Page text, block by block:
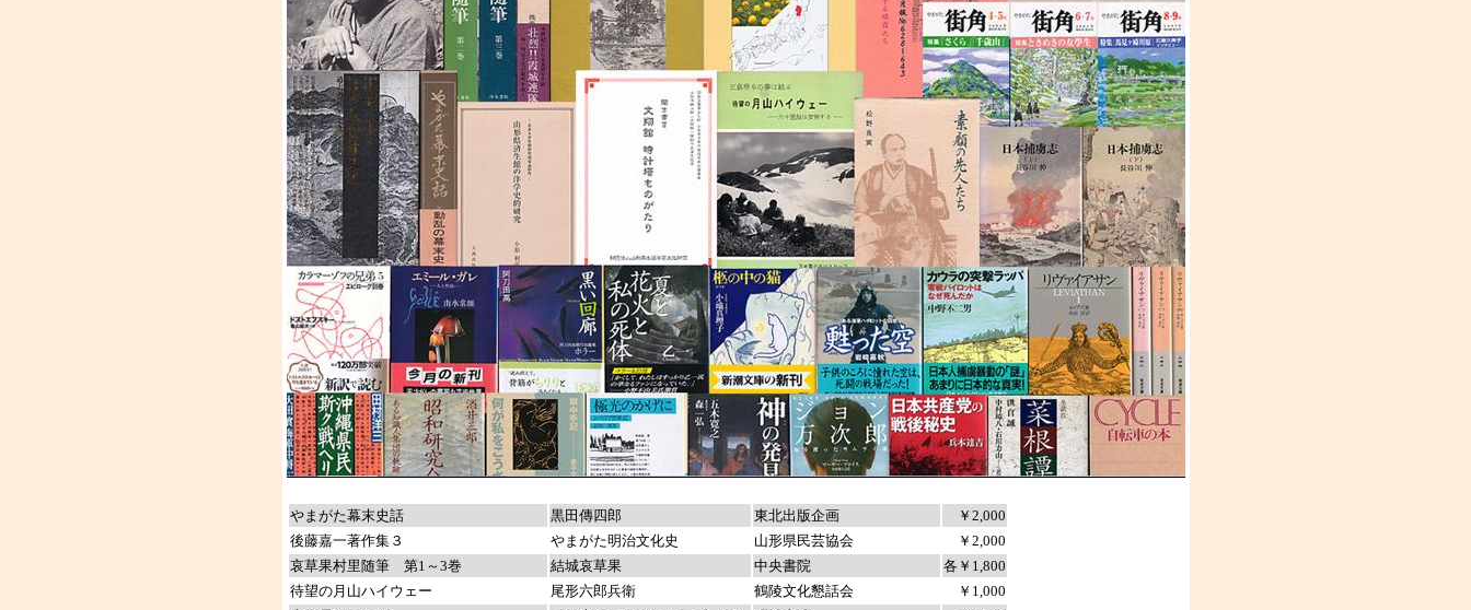
やまがた幕末史話 黒田傳四郎 東北出版企画
￥2,000
後藤嘉一著作集３
やまがた明治文化史 山形県民芸協会
￥2,000
哀草果村里随筆 第1～3巻
結城哀草果 中央書院
各￥1,800
待望の月山ハイウェー
尾形六郎兵衛 鶴陵文化懇話会
￥1,000